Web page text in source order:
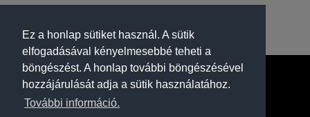
Ez a honlap sütiket használ. A sütik
elfogadásával kényelmesebbé teheti a
böngészést. A honlap további böngészésével
hozzájárulását adja a sütik használatához.
További információ.